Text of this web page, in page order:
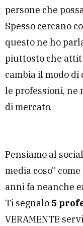
persone che
Spesso cercano
questo ne ho
piuttosto che
cambia il modo
le professioni, ne
di mercato.
Pensiamo al
media coso”
anni fa neanche
Ti segnalo 5
VERAMENTE